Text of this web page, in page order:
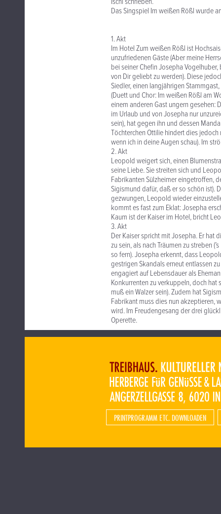
Das Singspiel Im weißen Rößl wurde
1. Akt
Im Hotel Zum weißen Rößl ist
unzufriedenen Gäste (Aber meine
bei seiner Chefin Josepha
von Dir geliebt zu werden). Diese
Siedler, einen langjährigen
(Duett und Chor: Im weißen Rößl am
einem anderen Gast ungern gesehen:
im Urlaub und von Josepha nur
sein), hat gegen ihn und dessen
Töchterchen Ottilie hindert dies
wenn ich in deine Augen schau). Im
2. Akt
Leopold weigert sich, einen
seine Liebe. Sie streiten sich und
Fabrikanten Sülzheimer eingetroffen,
Sigismund dafür, daß er so schön ist).
gezwungen, Leopold wieder
kommt es fast zum Eklat: Josepha
Kaum ist der Kaiser im Hotel, bricht
3. Akt
Der Kaiser spricht mit Josepha. Er hat
zu sein, als nach Träumen zu streben
so fern). Josepha erkennt, dass
gestrigen Skandals erneut entlassen
engagiert auf Lebensdauer als
Konkurrenten zu verkuppeln, doch
muß ein Walzer sein). Zudem hat
Fabrikant muss dies nun akzeptieren,
wird. Im Freudengesang der drei
Operette.
PRINTPROGRAMM ETC. DOWNLOADEN